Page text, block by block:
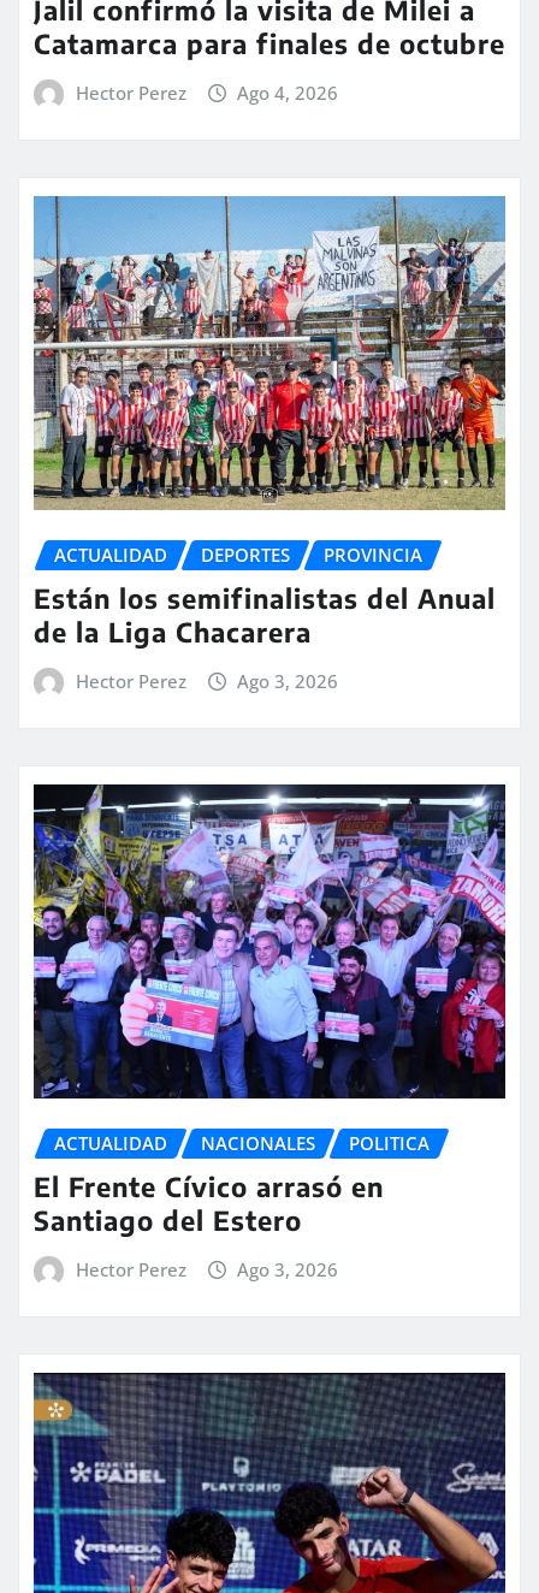
Jalil confirmó la visita de Milei a
Catamarca para finales de octubre
Hector Perez Ago 4, 2026
ACTUALIDAD DEPORTES PROVINCIA
Están los semifinalistas del Anual
de la Liga Chacarera
Hector Perez Ago 3, 2026
ACTUALIDAD NACIONALES POLITICA
El Frente Cívico arrasó en
Santiago del Estero
Hector Perez Ago 3, 2026